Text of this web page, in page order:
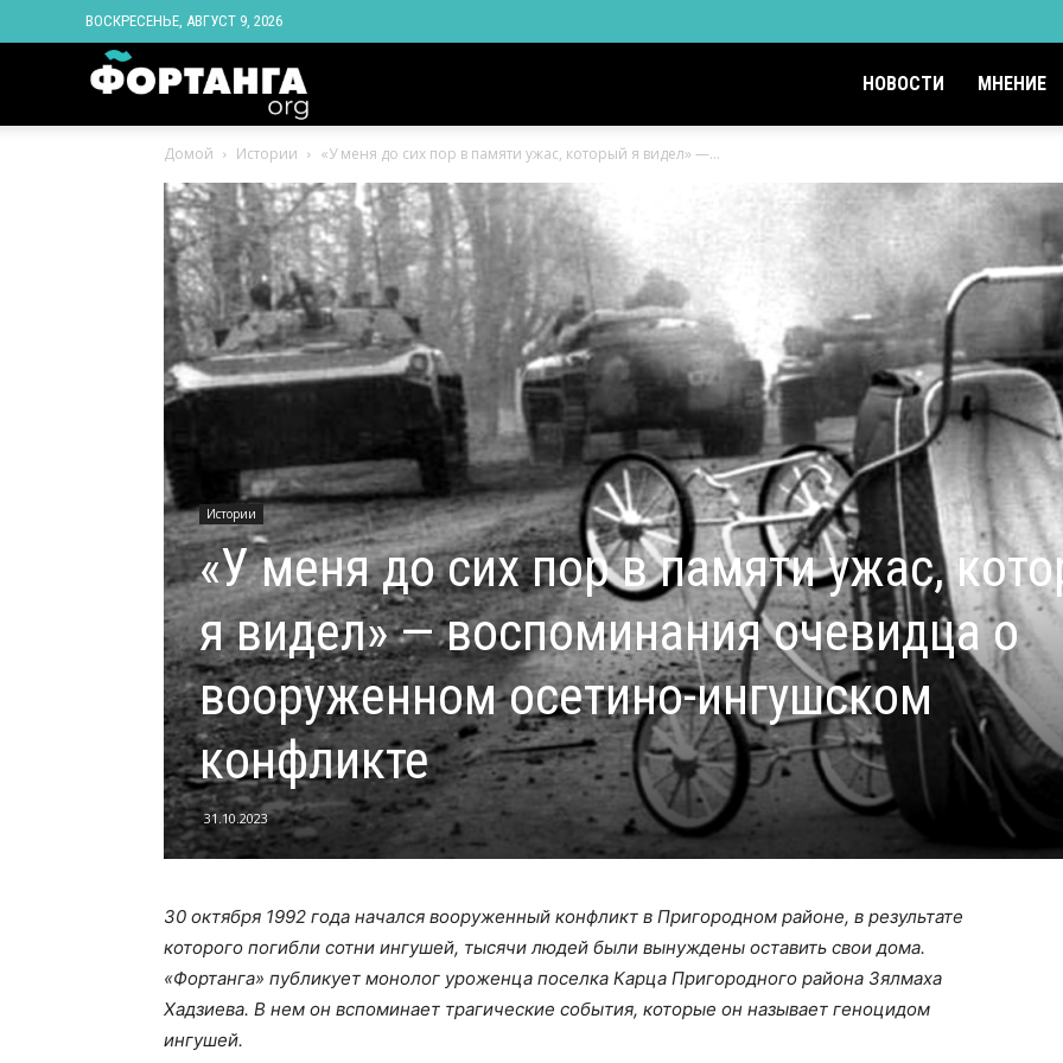
ВОСКРЕСЕНЬЕ, АВГУСТ 9, 2026
Ингушетии
Фортанга
орг
НОВОСТИ МНЕНИЕ
Домой Истории «У меня до сих пор в памяти ужас, который я видел» —...
Истории
«У меня до сих пор в памяти ужас,
я видел» — воспоминания очевидца о
вооруженном осетино-ингушском
конфликте
31.10.2023
30 октября 1992 года начался вооруженный конфликт в Пригородном районе, в результате
которого погибли сотни ингушей, тысячи людей были вынуждены оставить свои дома.
«Фортанга» публикует монолог уроженца поселка Карца Пригородного района Зялмаха
Хадзиева. В нем он вспоминает трагические события, которые он называет геноцидом
ингушей.